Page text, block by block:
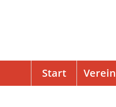
Start Verein